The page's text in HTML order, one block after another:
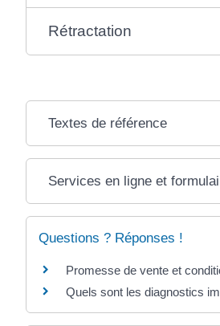
Rétractation
Textes de référence
Services en ligne et
Questions ? Réponses !
Promesse de vente et
Quels sont les diagnostics